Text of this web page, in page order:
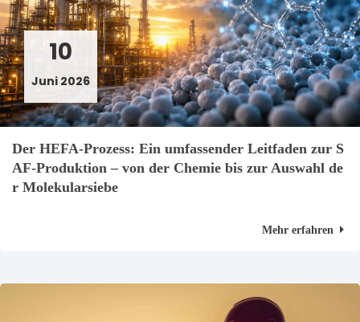
10
Juni 2026
Der HEFA-Prozess: Ein umfassender Leitfaden zur S
AF-Produktion – von der Chemie bis zur Auswahl de
r Molekularsiebe
Mehr erfahren